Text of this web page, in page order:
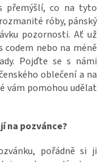
přemýšlí, co na tyto
róby, pánský
pozornosti. Ať už
codem nebo na méně
Pojďte se s námi
oblečení a na
vám pomohou udělat
na pozvánce?
pořádně si ji